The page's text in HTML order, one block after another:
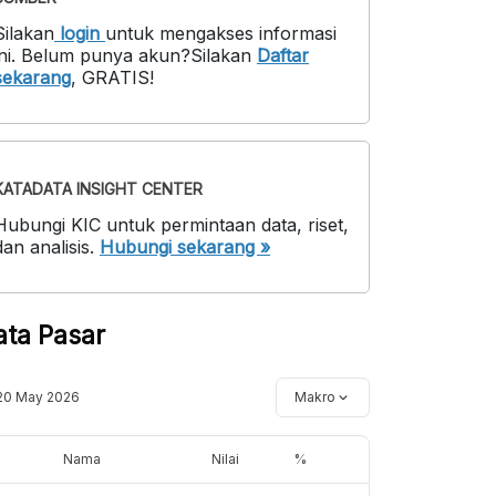
login untuk mengakses informasi
. Belum punya akun?Silakan Daftar
, GRATIS!
INSIGHT CENTER
KIC untuk permintaan data, riset,
analisis. Hubungi sekarang »
Pasar
May 2026 Makro
Nama Nilai %